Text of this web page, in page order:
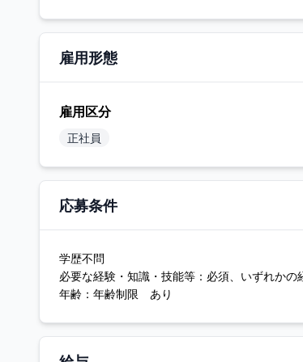
雇用形態
雇用区分
正社員
応募条件
学歴不問
必要な経験・知識・技能等：必須、いずれか
年齢：年齢制限 あり